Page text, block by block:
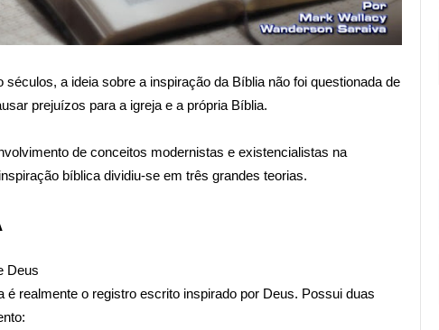
séculos, a ideia sobre a inspiração da Bíblia não foi questionada de
prejuízos para a igreja e a própria Bíblia.
de conceitos modernistas e existencialistas na
bíblica dividiu-se em três grandes teorias.
Deus
é realmente o registro escrito inspirado por Deus. Possui duas